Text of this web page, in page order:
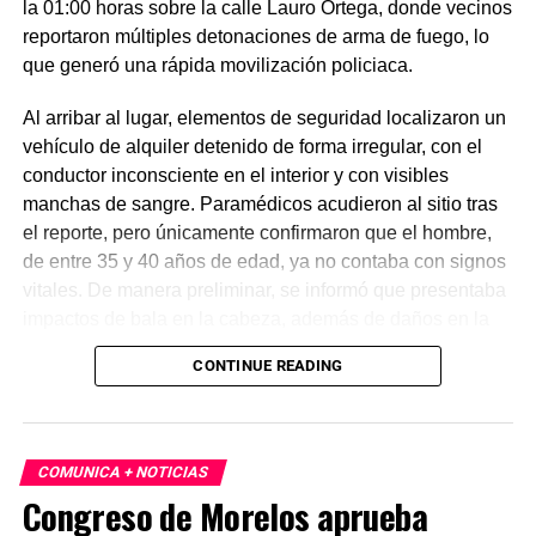
la 01:00 horas sobre la calle Lauro Ortega, donde vecinos
reportaron múltiples detonaciones de arma de fuego, lo
que generó una rápida movilización policiaca.
Al arribar al lugar, elementos de seguridad localizaron un
vehículo de alquiler detenido de forma irregular, con el
conductor inconsciente en el interior y con visibles
manchas de sangre. Paramédicos acudieron al sitio tras
el reporte, pero únicamente confirmaron que el hombre,
de entre 35 y 40 años de edad, ya no contaba con signos
vitales. De manera preliminar, se informó que presentaba
puerta del lado del conductor.
mientras peritos de la Fiscalía Regional Oriente
realizaron las diligencias correspondientes y el
levantamiento del cuerpo. Hasta el momento no se
cuenta con información sobre los agresores, y el cadáver
CONTINUE READING
COMUNICA + NOTICIAS
Congreso de Morelos aprueba